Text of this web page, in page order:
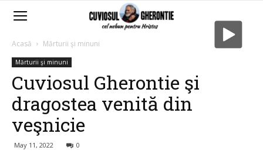
Acasă Mărturii şi minuni
Mărturii şi minuni
Cuviosul Gherontie şi
dragostea venită din
veşnicie
May 11, 2022 0